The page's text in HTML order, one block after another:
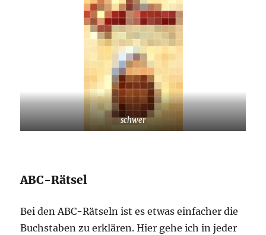
schwer
ABC-Rätsel
Bei den ABC-Rätseln ist es etwas einfacher die
Buchstaben zu erklären. Hier gehe ich in jeder